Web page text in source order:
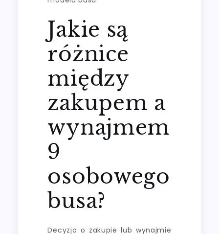
Jakie są
różnice
między
zakupem a
wynajmem
9
osobowego
busa?
Decyzja o zakupie lub wynajmie